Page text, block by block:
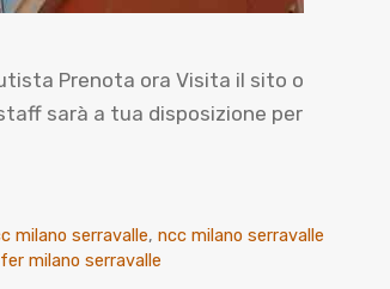
autista Prenota ora Visita il sito o
sarà a tua disposizione per
milano serravalle,ncc milano serravalle
milano serravalle